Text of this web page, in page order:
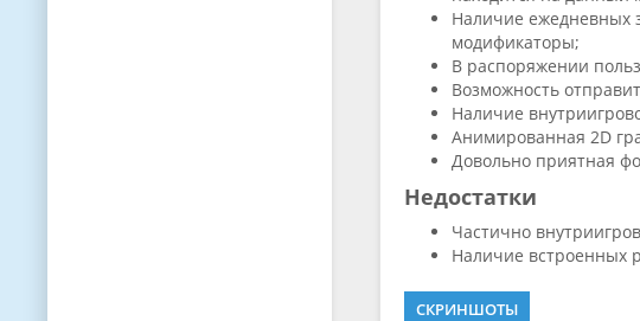
Наличие ежедневных
модификаторы;
В распоряжении
Возможность
Наличие
Анимированная 2D
Довольно приятная
Недостатки
Частично
Наличие встроенных
СКРИНШОТЫ